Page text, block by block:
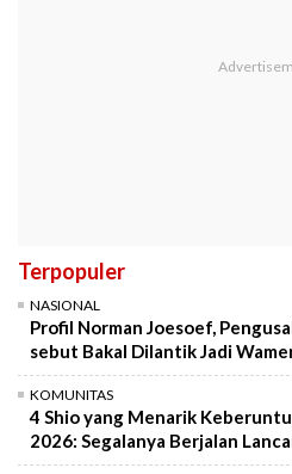
Terpopuler
NASIONAL
Profil Norman Joesoef,
sebut Bakal Dilantik Jadi
KOMUNITAS
4 Shio yang Menarik
2026: Segalanya Berjalan